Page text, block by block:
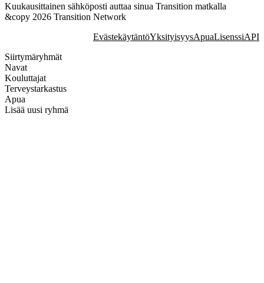
Kuukausittainen sähköposti auttaa sinua Transition matkalla
&copy 2026 Transition Network
EvästekäytäntöYksityisyysApuaLisenssiAPI
Siirtymäryhmät
Navat
Kouluttajat
Terveystarkastus
Apua
Lisää uusi ryhmä